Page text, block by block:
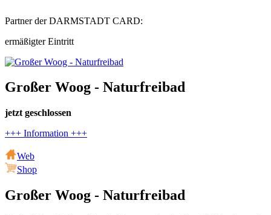
Partner der DARMSTADT CARD:
ermäßigter Eintritt
Großer Woog - Naturfreibad
jetzt geschlossen
+++ Information +++
Web
Shop
Großer Woog - Naturfreibad